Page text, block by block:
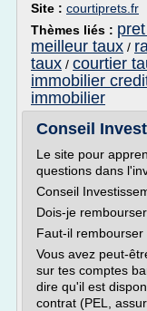
Site : courtiprets.fr
Thèmes liés :
meilleur taux /
taux / courtier
immobilier
immobilier
Conseil
Le site pour
questions dans
Conseil
Dois-je
Faut-il
Vous avez peut-
sur tes comptes
dire qu'il est
contrat (PEL,